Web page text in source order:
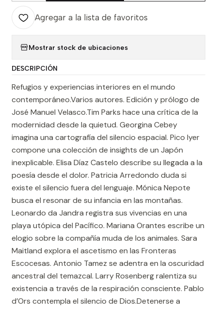
Agregar a la lista de favoritos
Mostrar stock de ubicaciones
DESCRIPCIÓN
Refugios y experiencias interiores en el mundo
contemporáneo.Varios autores. Edición y prólogo de
José Manuel Velasco.Tim Parks hace una crítica de la
modernidad desde la quietud. Georgina Cebey
imagina una cartografía del silencio espacial. Pico Iyer
compone una colección de insights de un Japón
inexplicable. Elisa Díaz Castelo describe su llegada a la
poesía desde el dolor. Patricia Arredondo duda si
existe el silencio fuera del lenguaje. Mónica Nepote
busca el resonar de su infancia en las montañas.
Leonardo da Jandra registra sus vivencias en una
playa utópica del Pacífico. Mariana Orantes escribe un
elogio sobre la compañía muda de los animales. Sara
Maitland explora el ascetismo en las Fronteras
Escocesas. Antonio Tamez se adentra en la oscuridad
ancestral del temazcal. Larry Rosenberg ralentiza su
existencia a través de la respiración consciente. Pablo
d’Ors contempla el silencio de Dios.Detenerse a